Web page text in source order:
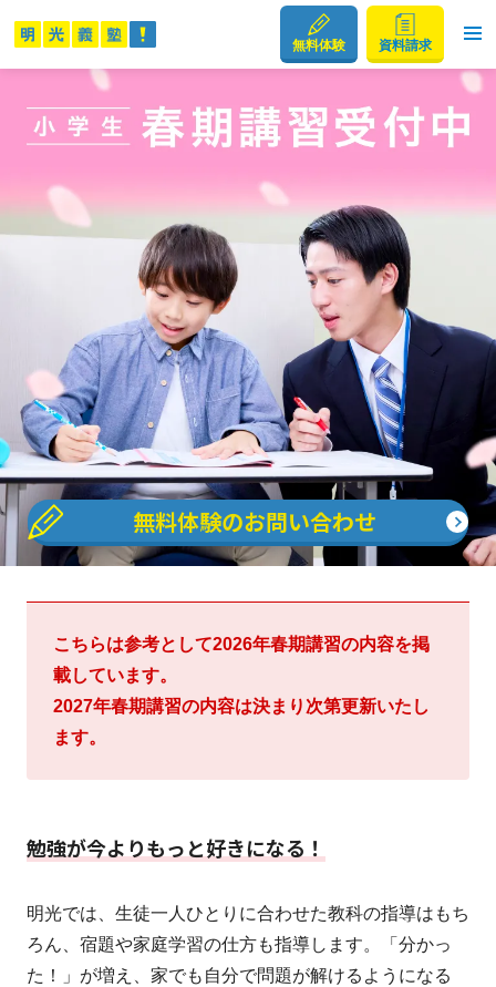
無料体験 資料請求
無料体験のお問い合わせ
こちらは参考として2026年春期講習の内容を掲
載しています。
2027年春期講習の内容は決まり次第更新いたし
ます。
勉強が今よりもっと好きになる！
明光では、生徒一人ひとりに合わせた教科の指導はもち
ろん、宿題や家庭学習の仕方も指導します。「分かっ
た！」が増え、家でも自分で問題が解けるようになる